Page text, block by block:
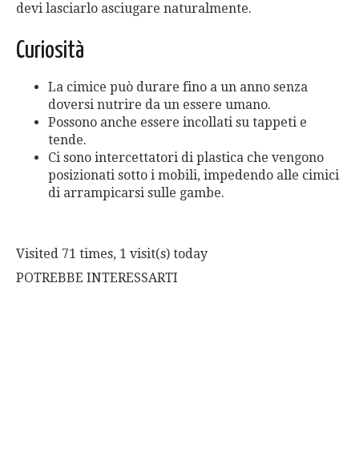
devi lasciarlo asciugare naturalmente.
Curiosità
La cimice può durare fino a un anno senza
doversi nutrire da un essere umano.
Possono anche essere incollati su tappeti e
tende.
Ci sono intercettatori di plastica che vengono
posizionati sotto i mobili, impedendo alle cimici
di arrampicarsi sulle gambe.
Visited 71 times, 1 visit(s) today
POTREBBE INTERESSARTI